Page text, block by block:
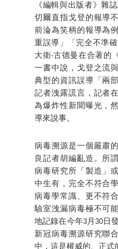
《編輯與出版者》雜
切爾直指戈登的報導
前淪為笑柄的報導為
重誤導」「完全不準
大衛·古德曼在合著的
一書中說，戈登之流
典型的資訊誤導「兩
記者洩露謊言，記者
為爆炸性新聞曝光，
導來說事。
病毒溯源是一個嚴肅
良記者胡編亂造。所
病毒研究所「製造」
中生有，完全不符合
病毒學常識、更不符
驗室洩漏病毒極不可
地記錄在今年3月30日
新冠病毒溯源研究聯
中，這是權威的、正式